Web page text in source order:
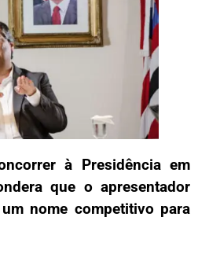
à Presidência em
que o apresentador
nome competitivo para